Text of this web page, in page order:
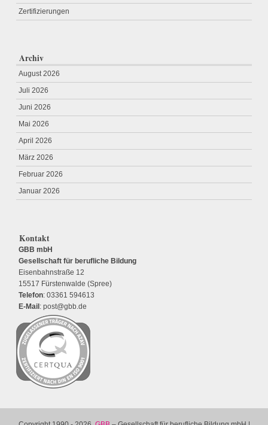
Zertifizierungen
Archiv
August 2026
Juli 2026
Juni 2026
Mai 2026
April 2026
März 2026
Februar 2026
Januar 2026
Kontakt
GBB mbH
Gesellschaft für berufliche Bildung
Eisenbahnstraße 12
15517 Fürstenwalde (Spree)
Telefon: 03361 594613
E-Mail : post@gbb.de